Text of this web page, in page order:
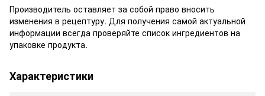
Производитель оставляет за собой право вносить
изменения в рецептуру. Для получения самой актуальной
информации всегда проверяйте список ингредиентов на
упаковке продукта.
Характеристики